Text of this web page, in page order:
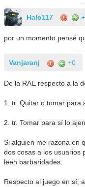
Halo117
por un momento pensé
Vanjaranj +0
De la RAE respecto a la
1. tr. Quitar o tomar para
2. tr. Tomar para sí lo
Si alguien me razona en
dos cosas a los usuarios
leen barbaridades.
Respecto al juego en sí,